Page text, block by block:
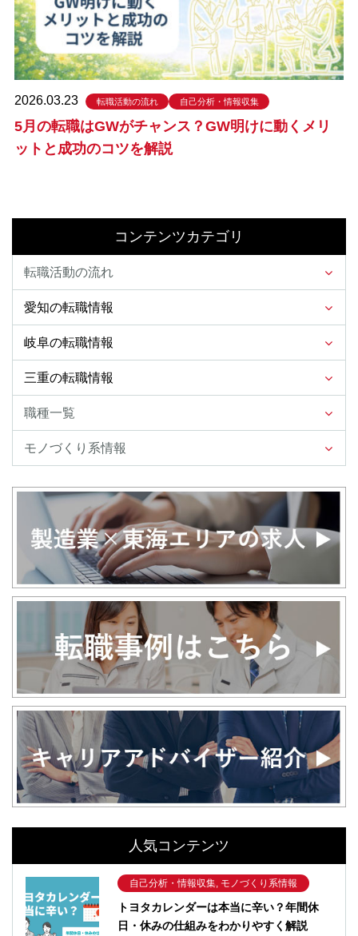
2026.03.23 転職活動の流れ 自己分析・情報収集
5月の転職はGWがチャンス？GW明けに動くメリ
ットと成功のコツを解説
コンテンツカテゴリ
転職活動の流れ
愛知の転職情報
岐阜の転職情報
三重の転職情報
職種一覧
モノづくり系情報
人気コンテンツ
自己分析・情報収集, モノづくり系情報
トヨタカレンダーは本当に辛い？年間休
日・休みの仕組みをわかりやすく解説